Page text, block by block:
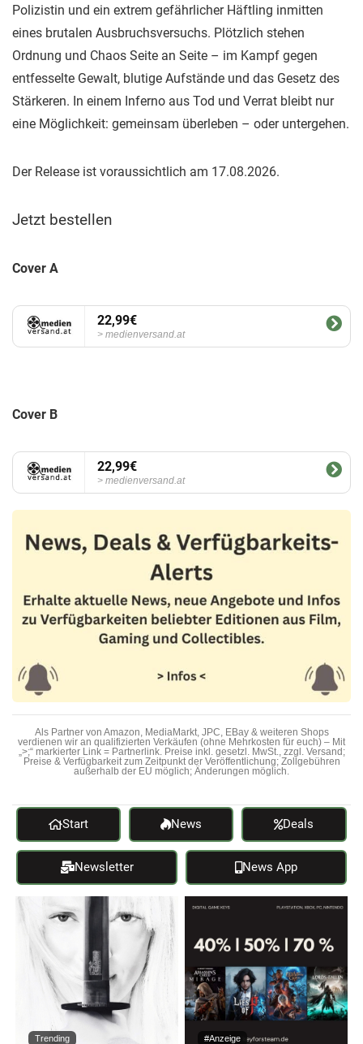
Polizistin und ein extrem gefährlicher Häftling inmitten
eines brutalen Ausbruchsversuchs. Plötzlich stehen
Ordnung und Chaos Seite an Seite – im Kampf gegen
entfesselte Gewalt, blutige Aufstände und das Gesetz des
Stärkeren. In einem Inferno aus Tod und Verrat bleibt nur
eine Möglichkeit: gemeinsam überleben – oder untergehen.
Der Release ist voraussichtlich am 17.08.2026.
Jetzt bestellen
Cover A
22,99€
medienversand.at
Cover B
22,99€
medienversand.at
Als Partner von Amazon, MediaMarkt, JPC, EBay & weiteren Shops
verdienen wir an qualifizierten Verkäufen (ohne Mehrkosten für euch) – Mit
„>;“ markierter Link = Partnerlink. Preise inkl. gesetzl. MwSt., zzgl. Versand;
Preise & Verfügbarkeit zum Zeitpunkt der Veröffentlichung; Zollgebühren
außerhalb der EU möglich; Änderungen möglich.
Start News Deals
Newsletter News App
Trending #Anzeige